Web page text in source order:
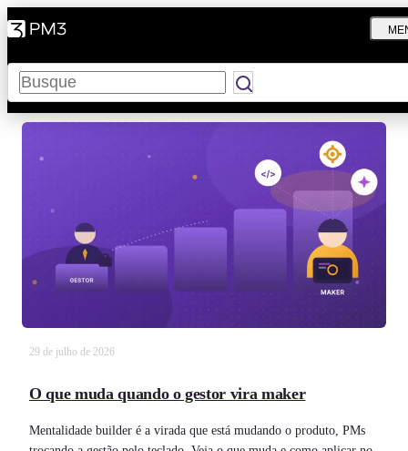
Pesquisar
29 de julho de 2026
O que muda quando o gestor vira maker
Mentalidade builder é a virada que está mudando o produto, PMs